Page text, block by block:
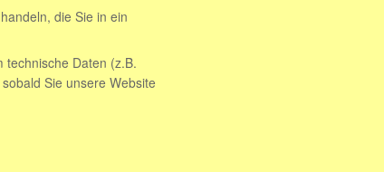
die Sie in ein
technische Daten (z.B.
Sie unsere Website